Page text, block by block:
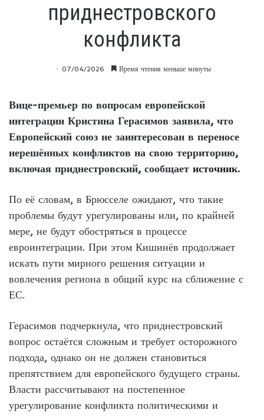
приднестровского
конфликта
07/04/2026 Время чтения меньше минуты
Вице-премьер по вопросам европейской
интеграции Кристина Герасимов заявила, что
Европейский союз не заинтересован в переносе
нерешённых конфликтов на свою территорию,
включая приднестровский, сообщает источник.
По её словам, в Брюсселе ожидают, что такие
проблемы будут урегулированы или, по крайней
мере, не будут обостряться в процессе
евроинтеграции. При этом Кишинёв продолжает
искать пути мирного решения ситуации и
вовлечения региона в общий курс на сближение с
ЕС.
Герасимов подчеркнула, что приднестровский
вопрос остаётся сложным и требует осторожного
подхода, однако он не должен становиться
препятствием для европейского будущего страны.
Власти рассчитывают на постепенное
урегулирование конфликта политическими и